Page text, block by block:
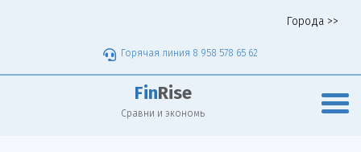
Города >>
Горячая линия 8 958 578 65 62
Fin Rise
Сравни и экономь